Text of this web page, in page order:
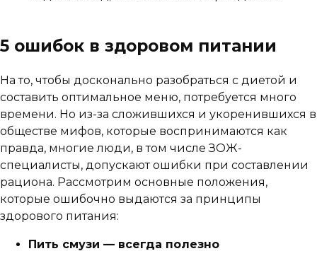
5 ошибок в здоровом питании
На то, чтобы досконально разобраться с диетой и
составить оптимальное меню, потребуется много
времени. Но из-за сложившихся и укоренившихся в
обществе мифов, которые воспринимаются как
правда, многие люди, в том числе ЗОЖ-
специалисты, допускают ошибки при составлении
рациона. Рассмотрим основные положения,
которые ошибочно выдаются за принципы
здорового питания:
Пить смузи — всегда полезно